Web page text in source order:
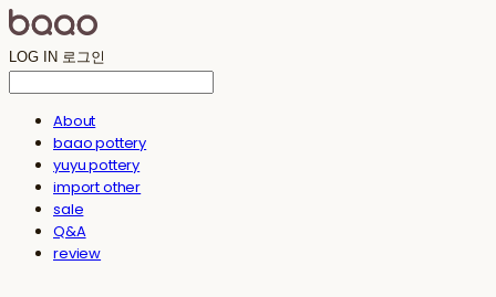
LOG IN 로그인
About
baao pottery
yuyu pottery
import other
sale
Q&A
review